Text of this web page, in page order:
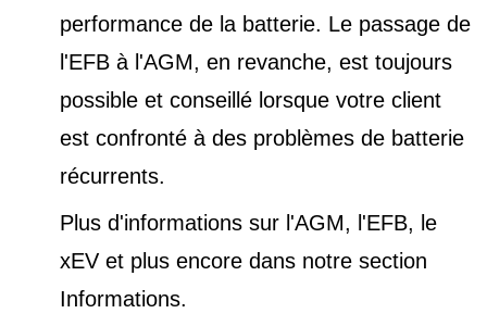
performance de la batterie. Le passage de
l'EFB à l'AGM, en revanche, est toujours
possible et conseillé lorsque votre client
est confronté à des problèmes de batterie
récurrents.
Plus d'informations sur l'AGM, l'EFB, le
xEV et plus encore dans notre section
Informations.